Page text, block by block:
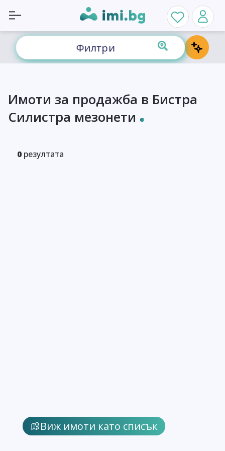
Филтри
Виж имоти като списък
Имоти за продажба в Бистра
Силистра мезонети
0 резултата